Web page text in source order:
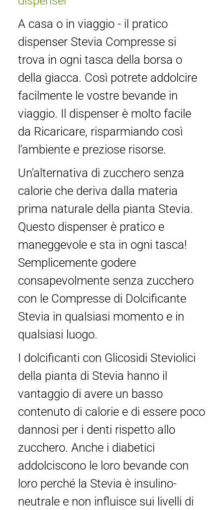
A casa o in viaggio - il pratico
dispenser Stevia Compresse si
trova in ogni tasca della borsa o
della giacca. Così potrete addolcire
facilmente le vostre bevande in
viaggio. Il dispenser è molto facile
da Ricaricare, risparmiando così
l'ambiente e preziose risorse.
Un'alternativa di zucchero senza
calorie che deriva dalla materia
prima naturale della pianta Stevia.
Questo dispenser è pratico e
maneggevole e sta in ogni tasca!
Semplicemente godere
consapevolmente senza zucchero
con le Compresse di Dolcificante
Stevia in qualsiasi momento e in
qualsiasi luogo.
I dolcificanti con Glicosidi Steviolici
della pianta di Stevia hanno il
vantaggio di avere un basso
contenuto di calorie e di essere poco
dannosi per i denti rispetto allo
zucchero. Anche i diabetici
addolciscono le loro bevande con
loro perché la Stevia è insulino-
neutrale e non influisce sui livelli di